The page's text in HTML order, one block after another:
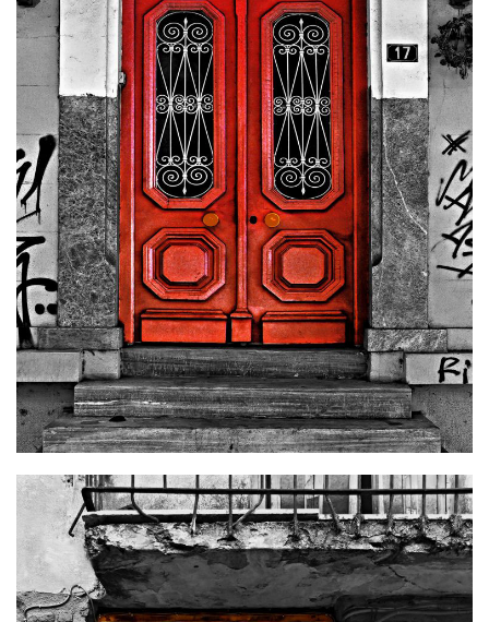
Φωτογραφία
50 x 70 cm